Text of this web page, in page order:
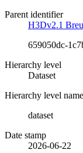
Parent identifier
H3Dv2.1
659050dc-
Hierarchy level
Dataset
Hierarchy level name
dataset
Date stamp
2026-06-22